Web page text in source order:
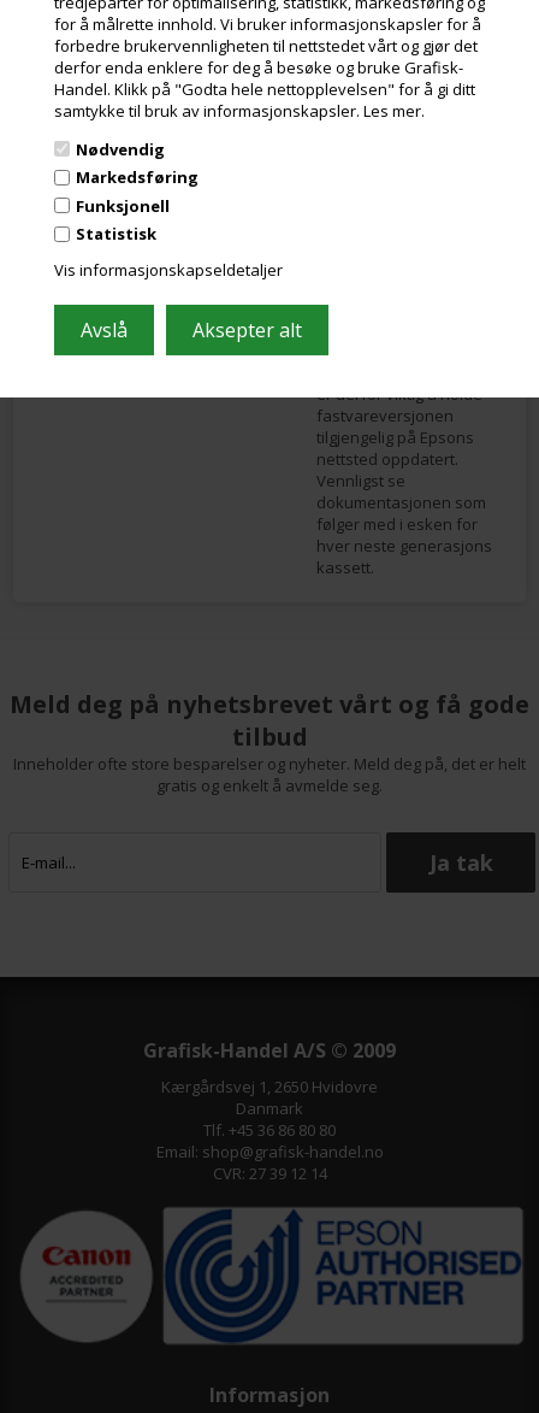
for å målrette innhold. Vi bruker informasjonskapsler for å
forbedre brukervennligheten til nettstedet vårt og gjør det
derfor enda enklere for deg å besøke og bruke Grafisk-
Handel. Klikk på "Godta hele nettopplevelsen" for å gi ditt
samtykke til bruk av informasjonskapsler. Les mer.
Nødvendig
Markedsføring
Funksjonell
Statistisk
Vis informasjonskapseldetaljer
utskriftshistorikken.
Epson forventer at du
noen ganger vil oppleve
at det er en rest på ca. 8-
15 % i kassetten etter at
blanding av kassetter
nødvendig å oppdatere
er derfor viktig å holde
fastvareversjonen
tilgjengelig på Epsons
nettsted oppdatert.
Vennligst se
dokumentasjonen som
følger med i esken for
hver neste generasjons
kassett.
Meld deg på nyhetsbrevet vårt og få gode
tilbud
Inneholder ofte store besparelser og nyheter. Meld deg på, det er helt
gratis og enkelt å avmelde seg.
Grafisk-Handel A/S © 2009
Kærgårdsvej 1, 2650 Hvidovre
Danmark
Tlf. +45 36 86 80 80
Email: shop@grafisk-handel.no
CVR: 27 39 12 14
Informasjon